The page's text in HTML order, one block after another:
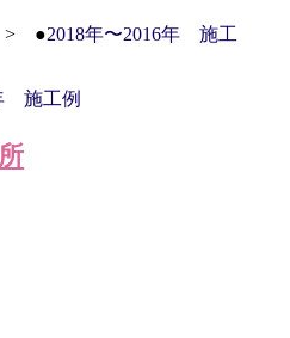
●2018年〜2016年 施工
施工例